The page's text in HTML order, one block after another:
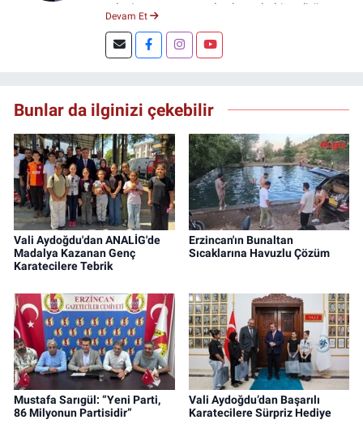
televizyon ve gazetelerde muhabir, editör,
Şuan, www.dogugazetesi.com adlı haber
sitesinin Yazı İşleri Müdürlüğünü yürütmekte.
Devam Et
Bunlar da ilginizi çekebilir
Vali Aydoğdu'dan ANALİG'de
Madalya Kazanan Genç
Karatecilere Tebrik
Erzincan'ın Bunaltan
Sıcaklarına Havuzlu Çözüm
Mustafa Sarıgül: “Yeni Parti,
86 Milyonun Partisidir”
Vali Aydoğdu’dan Başarılı
Karatecilere Sürpriz Hediye